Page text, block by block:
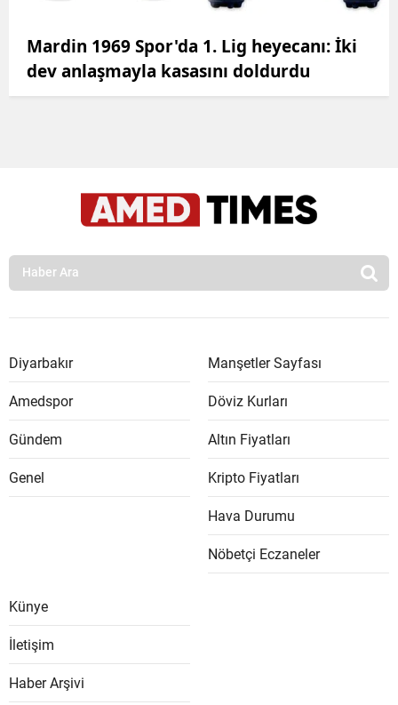
Mardin 1969 Spor'da 1. Lig heyecanı: İki
dev anlaşmayla kasasını doldurdu
Diyarbakır
Amedspor
Gündem
Genel
Manşetler Sayfası
Döviz Kurları
Altın Fiyatları
Kripto Fiyatları
Hava Durumu
Nöbetçi Eczaneler
Künye
İletişim
Haber Arşivi